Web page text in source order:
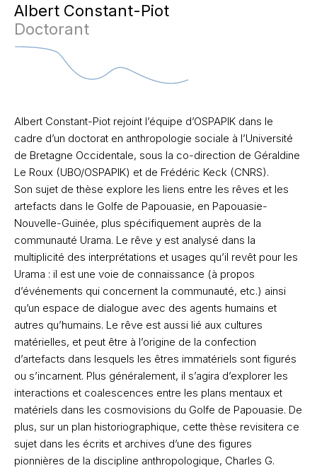
Albert Constant-Piot
Doctorant
Albert Constant-Piot rejoint l’équipe d’OSPAPIK dans le
cadre d’un doctorat en anthropologie sociale à l’Université
de Bretagne Occidentale, sous la co-direction de Géraldine
Le Roux (UBO/OSPAPIK) et de Frédéric Keck (CNRS).
Son sujet de thèse explore les liens entre les rêves et les
artefacts dans le Golfe de Papouasie, en Papouasie-
Nouvelle-Guinée, plus spécifiquement auprès de la
communauté Urama. Le rêve y est analysé dans la
multiplicité des interprétations et usages qu’il revêt pour les
Urama : il est une voie de connaissance (à propos
d’événements qui concernent la communauté, etc.) ainsi
qu’un espace de dialogue avec des agents humains et
autres qu’humains. Le rêve est aussi lié aux cultures
matérielles, et peut être à l’origine de la confection
d’artefacts dans lesquels les êtres immatériels sont figurés
ou s’incarnent. Plus généralement, il s’agira d’explorer les
interactions et coalescences entre les plans mentaux et
matériels dans les cosmovisions du Golfe de Papouasie. De
plus, sur un plan historiographique, cette thèse revisitera ce
sujet dans les écrits et archives d’une des figures
pionnières de la discipline anthropologique, Charles G.